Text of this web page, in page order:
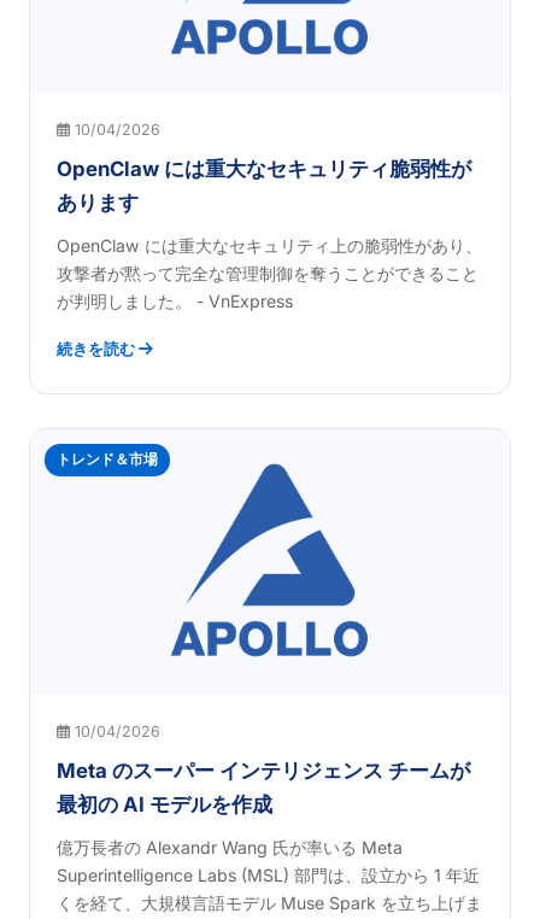
10/04/2026
OpenClaw には重大なセキュリティ脆弱性が
あります
OpenClaw には重大なセキュリティ上の脆弱性があり、
攻撃者が黙って完全な管理制御を奪うことができること
が判明しました。 - VnExpress
続きを読む
トレンド＆市場
10/04/2026
Meta のスーパー インテリジェンス チームが
最初の AI モデルを作成
億万長者の Alexandr Wang 氏が率いる Meta
Superintelligence Labs (MSL) 部門は、設立から 1 年近
くを経て、大規模言語モデル Muse Spark を立ち上げま